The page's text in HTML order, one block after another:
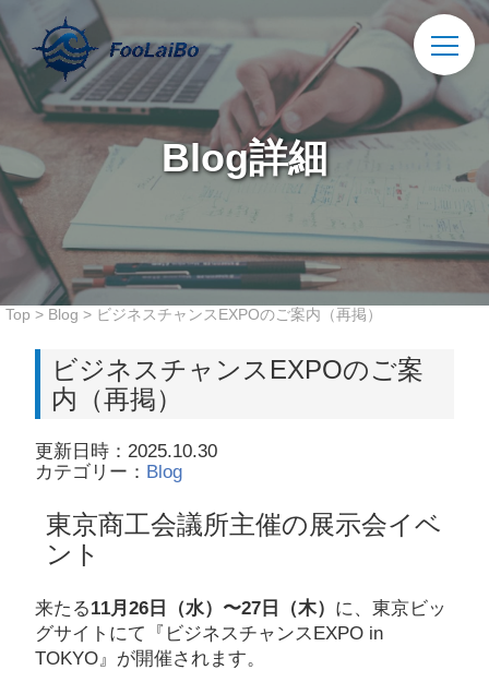
Top > Blog > ビジネスチャンスEXPOのご案内（再掲）
Blog詳細
ビジネスチャンスEXPOのご案
内（再掲）
更新日時：2025.10.30
カテゴリー： Blog
東京商工会議所主催の展示会イベ
ント
来たる11月26日（水）〜27日（木） に、東京ビッ
グサイトにて『ビジネスチャンスEXPO in
TOKYO』が開催されます。